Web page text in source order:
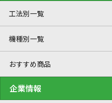
工法別一覧
機種別一覧
おすすめ商品
企業情報